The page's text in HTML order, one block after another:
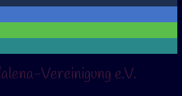
Vereinigung e.V.